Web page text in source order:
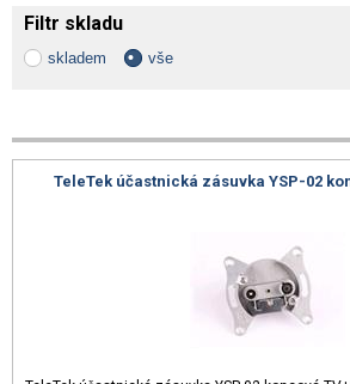
Filtr skladu
skladem vše
TeleTek účastnická zásuvka YSP-02